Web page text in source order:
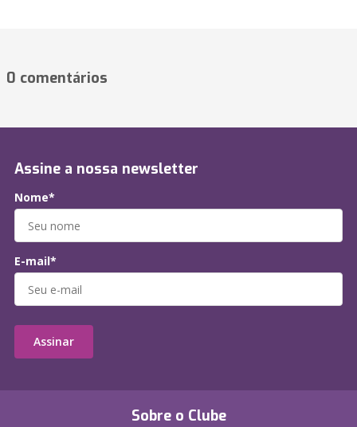
0 comentários
Sobre o Clube
Assine a nossa newsletter
Nome*
E-mail*
Assinar